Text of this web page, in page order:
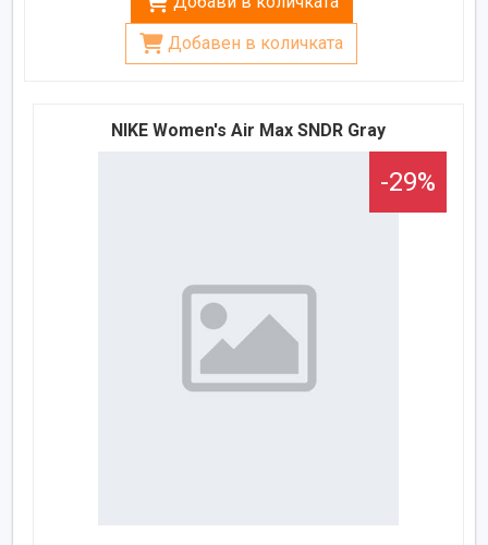
Добавен в количката
NIKE Women's Air Max SNDR Gray
-29%